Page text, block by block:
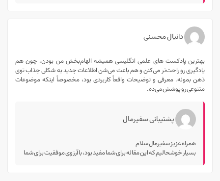
دانیال محسنی
بهترین پادکست های علمی انگلیسی همیشه الهام‌بخش من بودن، چون هم
یادگیری رو راحت‌تر می‌کنن و هم باعث می‌شن اطلاعات جدید به شکلی جذاب توی
ذهن بمونه. معرفی و توضیحات واقعاً کاربردی بود، مخصوصاً اینکه موضوعات
متنوعی رو پوشش می‌ده.
پشتیبانی سفیرمال
همراه عزیز سفیرمال سلام
بسیار خوشحالیم که این مقاله برای شما مفید بود، با آرزوی موفقیت برای شما